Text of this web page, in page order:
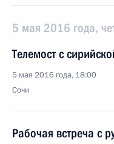
5 мая 2016 года,
Телемост с
5 мая 2016 года, 18:00
Сочи
Рабочая встреча с